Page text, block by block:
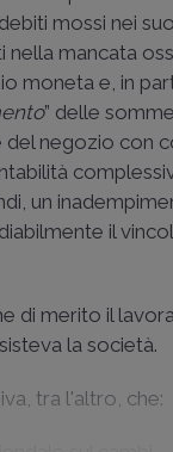
mossi nei
nella mancata
moneta e, in
” delle
del negozio con
un
il
di merito il
la società.
tra l'altro, che: